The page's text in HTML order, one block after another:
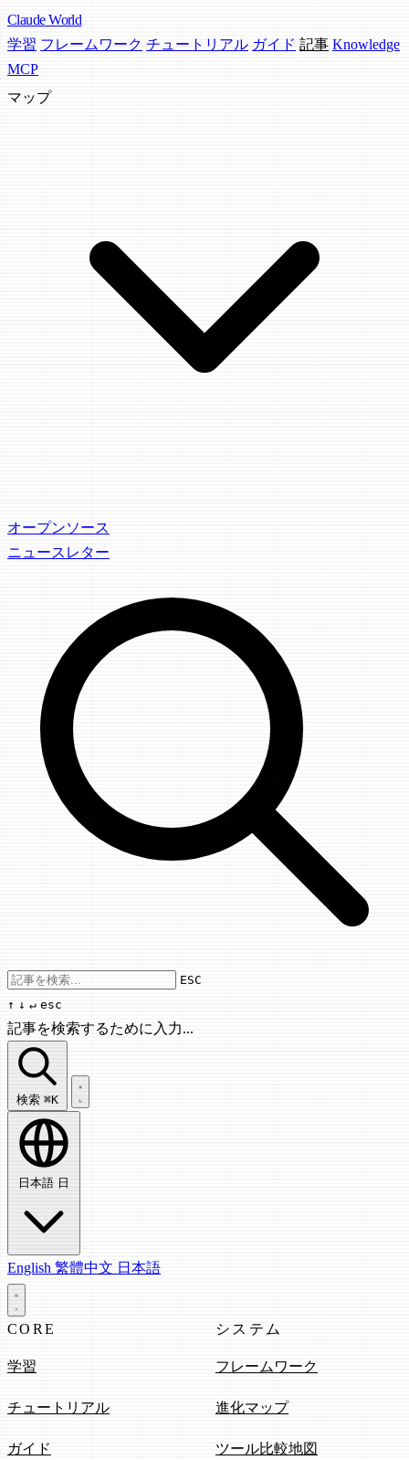
Claude World
学習 フレームワーク チュートリアル ガイド 記事 Knowledge
MCP
マップ
オープンソース
ニュースレター
Use arrow keys to navigate results,
ESC
↑ ↓ ↵ esc
記事を検索するために入力...
記事を検索...
検索 ⌘K
日本語 日
English 繁體中文 日本語
CORE
学習
チュートリアル
ガイド
システム
フレームワーク
進化マップ
ツール比較地図